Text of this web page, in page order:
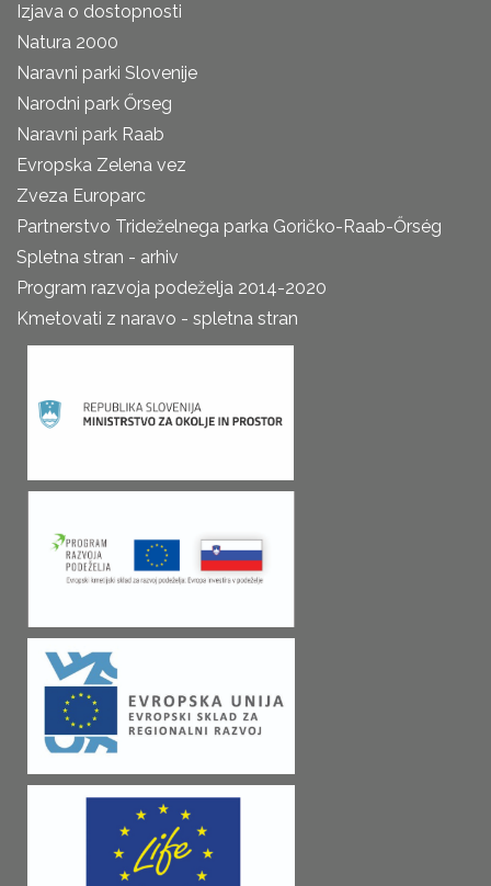
Izjava o dostopnosti
Natura 2000
Naravni parki Slovenije
Narodni park Őrseg
Naravni park Raab
Evropska Zelena vez
Zveza Europarc
Partnerstvo Trideželnega parka Goričko-Raab-Őrség
Spletna stran - arhiv
Program razvoja podeželja 2014-2020
Kmetovati z naravo - spletna stran